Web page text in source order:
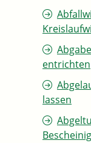
entrichten
lassen